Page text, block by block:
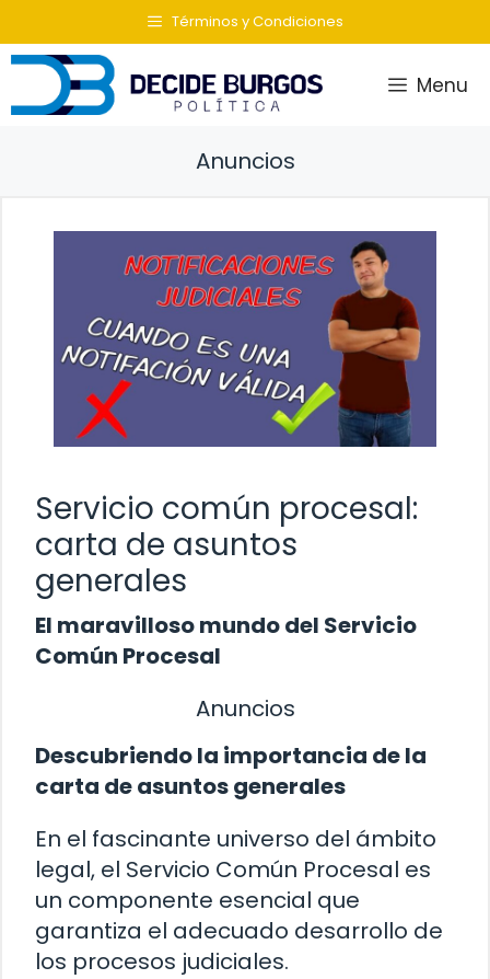
al
contenido
Términos y Condiciones
Menu
Anuncios
Servicio común procesal:
carta de asuntos
generales
El maravilloso mundo del Servicio
Común Procesal
Anuncios
Descubriendo la importancia de la
carta de asuntos generales
En el fascinante universo del ámbito
legal, el Servicio Común Procesal es
un componente esencial que
garantiza el adecuado desarrollo de
los procesos judiciales.